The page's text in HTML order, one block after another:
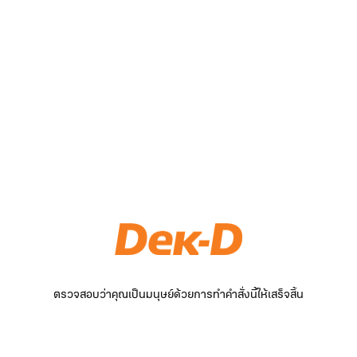
ตรวจสอบว่าคุณเป็นมนุษย์ด้วยการทำคำสั่งนี้ให้เสร็จสิ้น